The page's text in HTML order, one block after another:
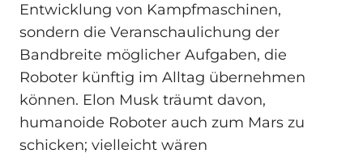
Entwicklung von Kampfmaschinen,
sondern die Veranschaulichung der
Bandbreite möglicher Aufgaben, die
Roboter künftig im Alltag übernehmen
können. Elon Musk träumt davon,
humanoide Roboter auch zum Mars zu
schicken; vielleicht wären